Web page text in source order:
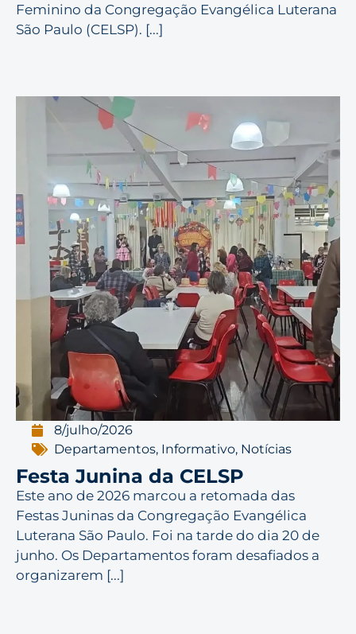
Feminino da Congregação Evangélica Luterana
São Paulo (CELSP). [...]
8/julho/2026
Departamentos, Informativo, Notícias
Festa Junina da CELSP
Este ano de 2026 marcou a retomada das
Festas Juninas da Congregação Evangélica
Luterana São Paulo. Foi na tarde do dia 20 de
junho. Os Departamentos foram desafiados a
organizarem [...]